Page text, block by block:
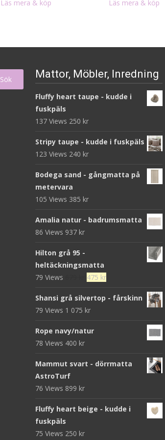
Läs mera & köp Läs mera & köp
Sök
Mattor, Möbler, Inredning
Fluffy heart taupe - kudde i
fuskpäls
137 Views 250 kr
Stripy taupe - kudde i fuskpäls
123 Views 240 kr
Bodega sand - gångmatta på
metervara
105 Views 385 kr
Amalia natur - badrumsmatta
86 Views 937 kr
Hilton grå 95 -
heltäckningsmatta
79 Views
Det
priset
var:
475 krDet
priset
Shansi grå silvertop - fårskinn
79 Views 1 075 kr
Rope navy/natur
78 Views 400 kr
Mammut svart - dörrmatta
AstroTurf
76 Views 899 kr
Fluffy heart beige - kudde i
fuskpäls
75 Views 250 kr